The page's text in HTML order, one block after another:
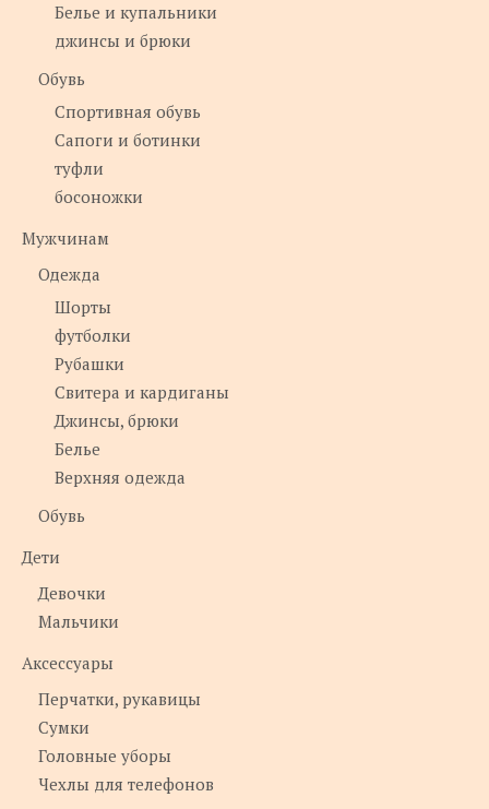
Белье и купальники
джинсы и брюки
Обувь
Спортивная обувь
Сапоги и ботинки
туфли
босоножки
Мужчинам
Одежда
Шорты
футболки
Рубашки
Свитера и кардиганы
Джинсы, брюки
Белье
Верхняя одежда
Обувь
Дети
Девочки
Мальчики
Аксессуары
Перчатки, рукавицы
Сумки
Головные уборы
Чехлы для телефонов